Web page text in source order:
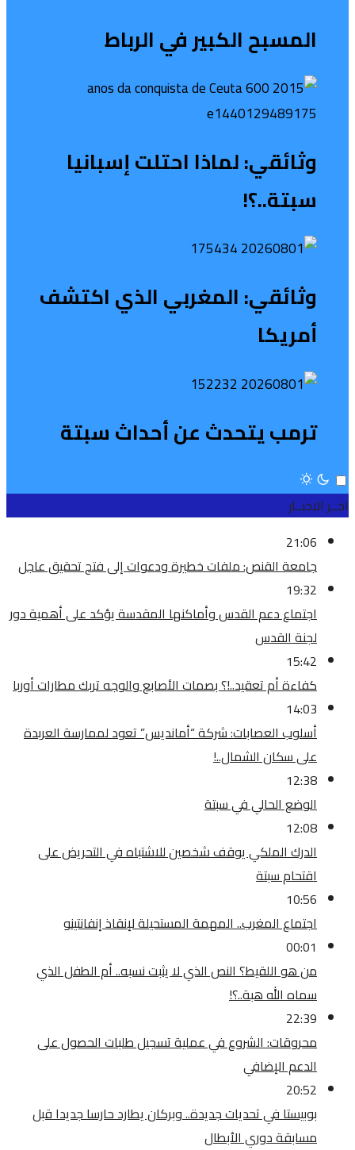
المسبح الكبير في الرباط
وثائقي: لماذا احتلت إسبانيا
سبتة..؟!
وثائقي: المغربي الذي اكتشف
أمريكا
ترمب يتحدث عن أحداث سبتة
اخــر الاخبــار
21:06
جامعة القنص: ملفات خطيرة ودعوات إلى فتح تحقيق عاجل
19:32
اجتماع دعم القدس وأماكنها المقدسة يؤكد على أهمية دور
لجنة القدس
15:42
كفاءة أم تعقيد..!؟ بصمات الأصابع والوجه تربك مطارات أوربا
14:03
أسلوب العصابات: شركة “أمانديس” تعود لممارسة العربدة
على سكان الشمال..!
12:38
الوضع الحالي في سبتة
12:08
الدرك الملكي يوقف شخصين للاشتباه في التحريض على
اقتحام سبتة
10:56
اجتماع المغرب.. المهمة المستحيلة لإنقاذ إنفانتينو
00:01
من هو اللقيط؟ النص الذي لا يثبت نسبه.. أم الطفل الذي
سماه الله هبة..؟!
22:39
محروقات: الشروع في عملية تسجيل طلبات الحصول على
الدعم الإضافي
20:52
بوبيستا في تحديات جديدة.. وبركان يطارد حارسا جديدا قبل
مسابقة دوري الأبطال